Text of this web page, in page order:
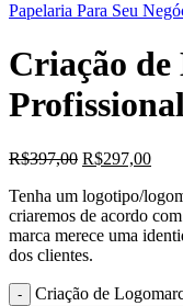
Papelaria Para Seu
Criação
R$397,00 R$297,00
Tenha um logotipo/
criaremos de acordo
marca merece uma
dos clientes.
Criação de